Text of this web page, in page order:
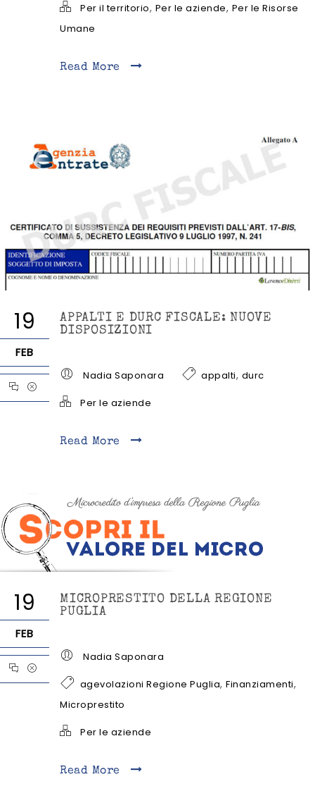
Per il territorio, Per le aziende, Per le Risorse
Umane
Read More
19
FEB
APPALTI E DURC FISCALE: NUOVE
DISPOSIZIONI
Nadia Saponara appalti, durc
Per le aziende
Read More
19
FEB
MICROPRESTITO DELLA REGIONE
PUGLIA
Nadia Saponara
agevolazioni Regione Puglia, Finanziamenti,
Microprestito
Per le aziende
Read More